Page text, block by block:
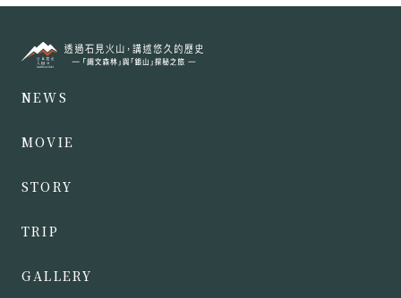
NEWS
MOVIE
STORY
TRIP
GALLERY